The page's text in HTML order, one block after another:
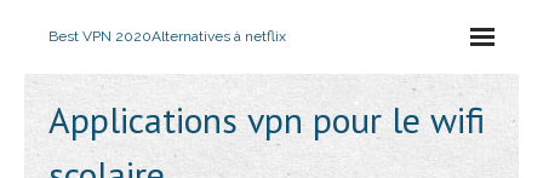
Best VPN 2020Alternatives à netflix
Applications vpn pour le wifi